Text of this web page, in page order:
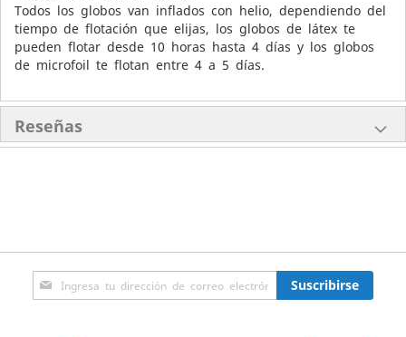
Todos los globos van inflados con helio, dependiendo del
tiempo de flotación que elijas, los globos de látex te
pueden flotar desde 10 horas hasta 4 días y los globos
de microfoil te flotan entre 4 a 5 días.
Reseñas
Inscríbase
a
Suscribirse